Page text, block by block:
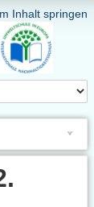
Inhalt springen